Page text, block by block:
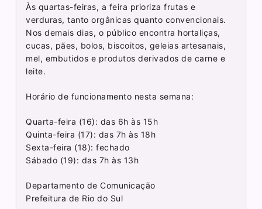
Às quartas-feiras, a feira prioriza frutas e
verduras, tanto orgânicas quanto convencionais.
Nos demais dias, o público encontra hortaliças,
cucas, pães, bolos, biscoitos, geleias artesanais,
mel, embutidos e produtos derivados de carne e
leite.
Horário de funcionamento nesta semana:
Quarta-feira (16): das 6h às 15h
Quinta-feira (17): das 7h às 18h
Sexta-feira (18): fechado
Sábado (19): das 7h às 13h
Departamento de Comunicação
Prefeitura de Rio do Sul